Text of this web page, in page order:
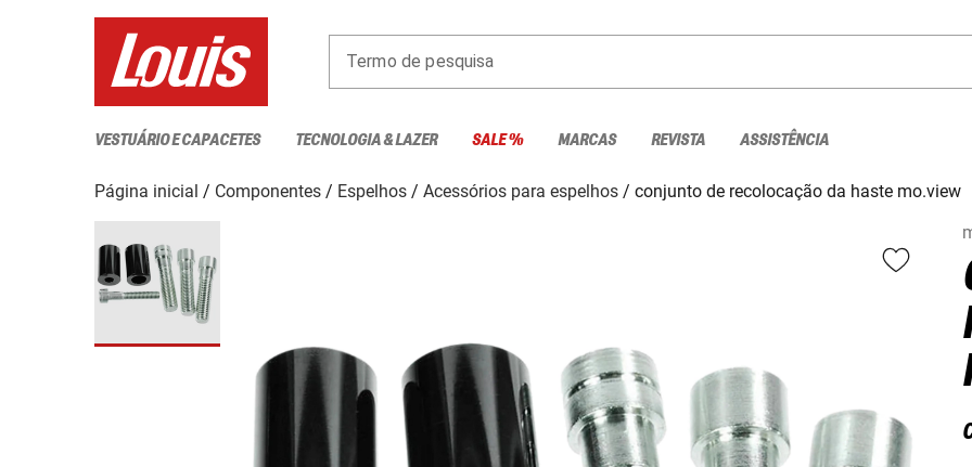
Termo de pesquisa
VESTUÁRIO E CAPACETES TECNOLOGIA & LAZER SALE % MARCAS REVISTA ASSISTÊNCIA
Página inicial Componentes Espelhos Acessórios para espelhos
conjunto de recolocação da haste mo.view